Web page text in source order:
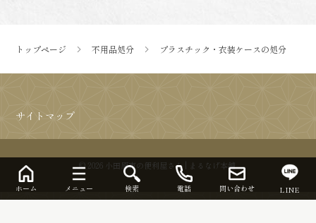
トップページ 不用品処分 プラスチック・衣装ケースの処分
サイトマップ
© 2026 小田原市の便利屋さん | まるなげ本舗.
ホーム メニュー 検索 電話 問い合わせ LINE